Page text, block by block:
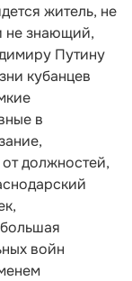
житель, не
не знающий,
Путину
кубанцев
в
должностей,
войн